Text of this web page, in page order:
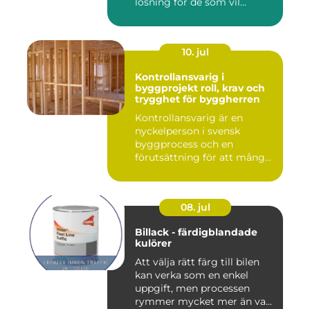
10. jul
Kontrollansvarig i
byggprojekt roll, krav och
trygghet för byggherren
Kontrollansvarig är en
nyckelperson i svensk
byggprocess och en
förutsättning för att många
08. jul
Billack - färdigblandade
kulörer
Att välja rätt färg till bilen
kan verka som en enkel
uppgift, men processen
rymmer mycket mer än va...